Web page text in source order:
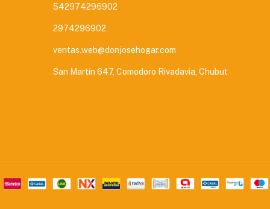
542974296902
2974296902
ventas.web@donjosehogar.com
San Martín 647, Comodoro Rivadavia, Chubut